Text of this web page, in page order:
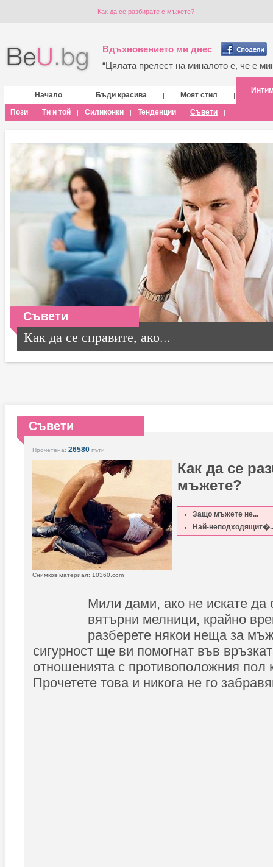
Как да се разбирате с мъжете?
Вдъхновението ми днес
“Цялата прелест на миналото е, че е
Начало | Бъди красива | Моят стил |
Пози | Ти и той | Силиконки | Тенденции | Съвети |
Съвети
Как да се справите, ако...
Съвети
Прочетена: 26580 пъти
Как да се
мъжете?
Защо мъжете не...
Най-
Снимков материал: 10360.com
Мили дами, ако не искате да
вятърни мелници, крайно
разберете някои неща за
сигурност ще ви помогнат във
отношенията с противоположния пол
Прочетете това и никога не го